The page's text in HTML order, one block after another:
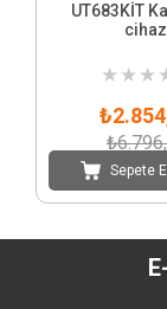
UT683KİT
★ ★ ★
Sepete